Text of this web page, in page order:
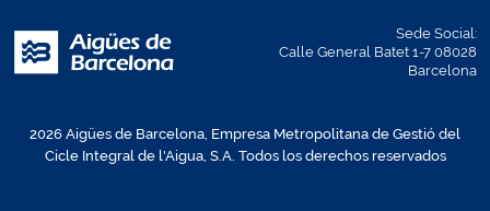
Sede Social:
Calle General Batet 1-7 08028
Barcelona
2026 Aigües de Barcelona, Empresa Metropolitana de Gestió del
Cicle Integral de l'Aigua, S.A. Todos los derechos reservados